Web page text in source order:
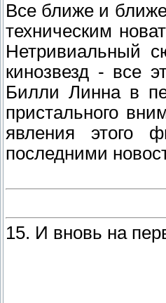
Все ближе и
техническим
Нетривиальный
кинозвезд - все
Билли Линна в
пристального
явления этого
последними
15. И вновь на